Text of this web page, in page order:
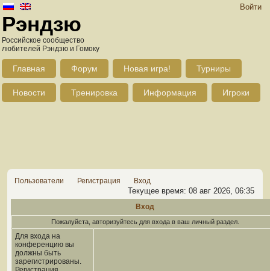
Войти
Рэндзю
Российское сообщество
любителей Рэндзю и Гомоку
Главная Форум Новая игра! Турниры
Новости Тренировка Информация Игроки
Пользователи Регистрация Вход
Текущее время: 08 авг 2026, 06:35
Вход
Пожалуйста, авторизуйтесь для входа в ваш личный раздел.
Для входа на
конференцию вы
должны быть
зарегистрированы.